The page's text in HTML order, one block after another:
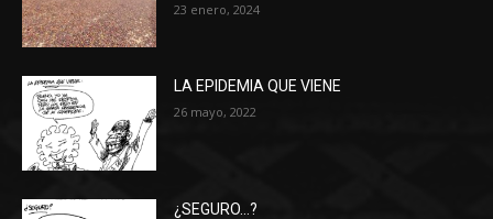
23 enero, 2024
LA EPIDEMIA QUE VIENE
26 mayo, 2022
¿SEGURO…?